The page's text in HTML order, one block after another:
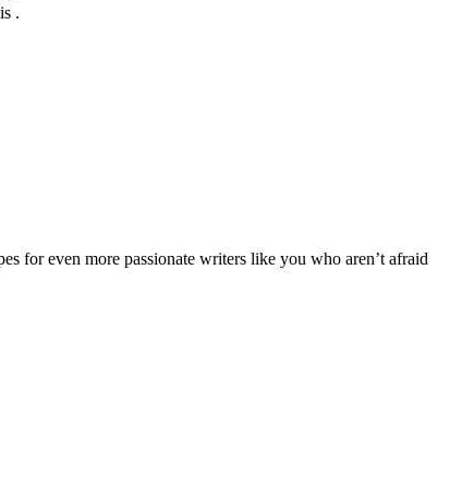
.
for even more passionate writers like you who aren’t afraid